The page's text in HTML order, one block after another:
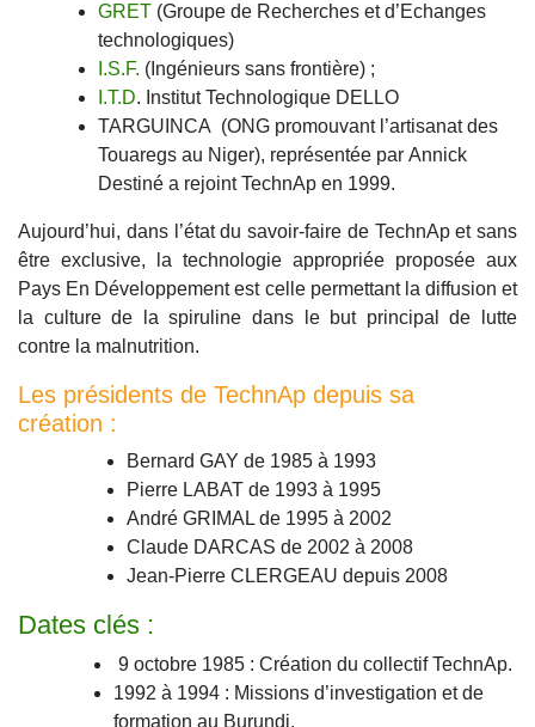
GRET (Groupe de Recherches et d’Echanges
technologiques)
I.S.F. (Ingénieurs sans frontière) ;
I.T.D. Institut Technologique DELLO
TARGUINCA (ONG promouvant l’artisanat des
Touaregs au Niger), représentée par Annick
Destiné a rejoint TechnAp en 1999.
Aujourd’hui, dans l’état du savoir-faire de TechnAp et sans
être exclusive, la technologie appropriée proposée aux
Pays En Développement est celle permettant la diffusion et
la culture de la spiruline dans le but principal de lutte
contre la malnutrition.
Les présidents de TechnAp depuis sa
création :
Bernard GAY de 1985 à 1993
Pierre LABAT de 1993 à 1995
André GRIMAL de 1995 à 2002
Claude DARCAS de 2002 à 2008
Jean-Pierre CLERGEAU depuis 2008
Dates clés :
9 octobre 1985 : Création du collectif TechnAp.
1992 à 1994 : Missions d’investigation et de
formation au Burundi.